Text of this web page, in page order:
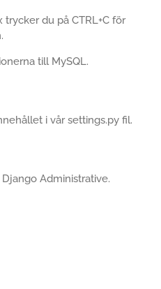
du på CTRL+C för
till MySQL.
i vår settings.py fil.
Administrative.